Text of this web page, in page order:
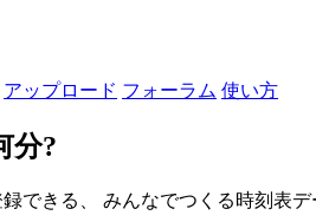
アップロード フォーラム 使い方
分?
できる、 みんなでつくる時刻表